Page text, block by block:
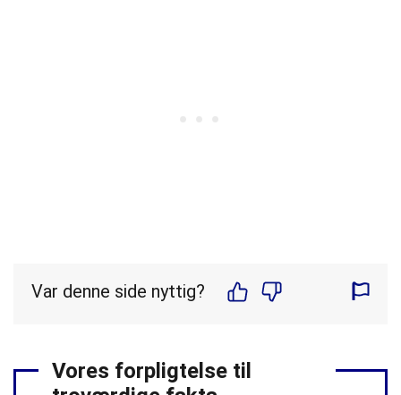
Var denne side nyttig?
Vores forpligtelse til